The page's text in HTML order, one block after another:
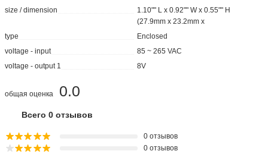
size / dimension
1.10"" L x 0.92"" W x 0.55"" H
(27.9mm x 23.2mm x
type
Enclosed
voltage - input
85 ~ 265 VAC
voltage - output 1
8V
0.0
общая оценка
Всего 0 отзывов
0 отзывов
0 отзывов